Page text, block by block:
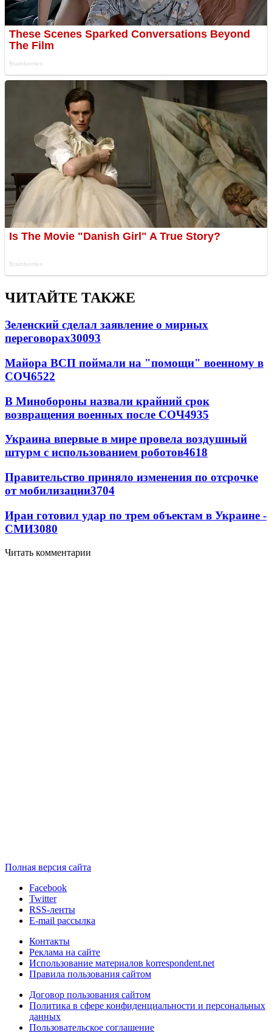
ЧИТАЙТЕ ТАКЖЕ
Зеленский сделал заявление о мирных
переговорах30093
Майора ВСП поймали на "помощи" военному в
СОЧ6522
В Минобороны назвали крайний срок
возвращения военных после СОЧ4935
Украина впервые в мире провела воздушный
штурм с использованием роботов4618
Правительство приняло изменения по отсрочке
от мобилизации3704
Иран готовил удар по трем объектам в Украине -
СМИ3080
Читать комментарии
Полная версия сайта
Facebook
Twitter
RSS-ленты
E-mail рассылка
Контакты
Реклама на сайте
Использование материалов korrespondent.net
Правила пользования сайтом
Договор пользования сайтом
Политика в сфере конфиденциальности и персональных
данных
Пользовательское соглашение